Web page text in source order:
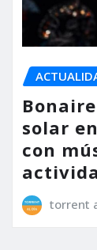
solar
con
torrent